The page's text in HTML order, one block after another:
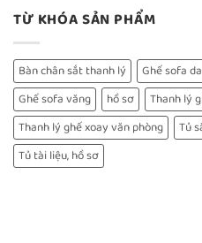
TỪ KHÓA SẢN PHẨM
Bàn chân sắt thanh lý Ghế sofa da
Ghế sofa văng
hồ sơ
Thanh lý
Thanh lý ghế xoay văn phòng
Tủ
Tủ tài liệu, hồ sơ